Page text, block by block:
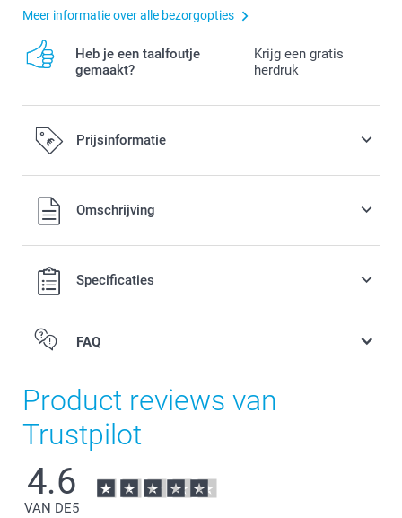
Meer informatie over alle bezorgopties
Heb je een taalfoutje
gemaakt?
Krijg een gratis
herdruk
Prijsinformatie
Alle prijzen zijn in EURO (€) inclusief BTW en exclusief
verzendkosten.Omschrijving
Specificaties
FAQ
Product reviews van
Trustpilot
4.6
VAN DE5